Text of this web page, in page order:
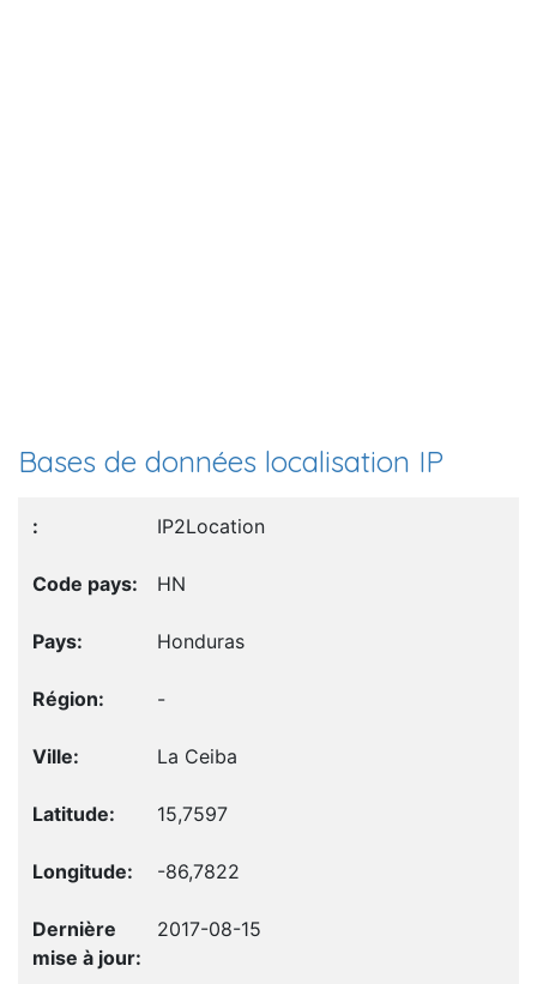
Bases de données localisation IP
IP2Location
HN
Honduras
-
La Ceiba
15,7597
-86,7822
2017-08-15